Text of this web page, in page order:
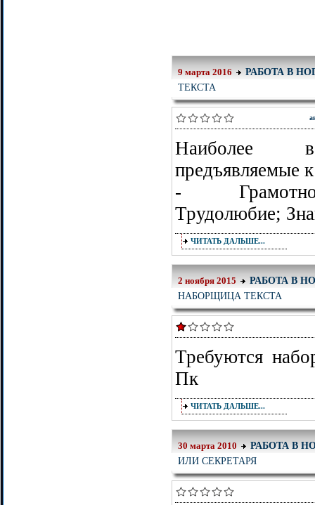
9 марта 2016 РАБОТА В
ТЕКСТА
Наиболее
предъявляемые
-
Трудолюбие;
ЧИТАТЬ ДАЛЬШЕ...
2 ноября 2015 РАБОТА В
НАБОРЩИЦА ТЕКСТА
Требуются
Пк
ЧИТАТЬ ДАЛЬШЕ...
30 марта 2010 РАБОТА В
ИЛИ СЕКРЕТАРЯ